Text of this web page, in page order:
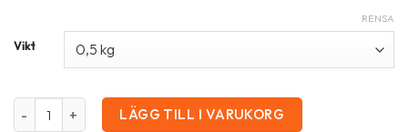
Vikt
RENSA
Vänerlöjrom 2025 mängdLÄGG TILL I VARUKORG